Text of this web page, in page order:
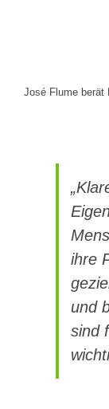
José Flume berät
ihre
und
sind